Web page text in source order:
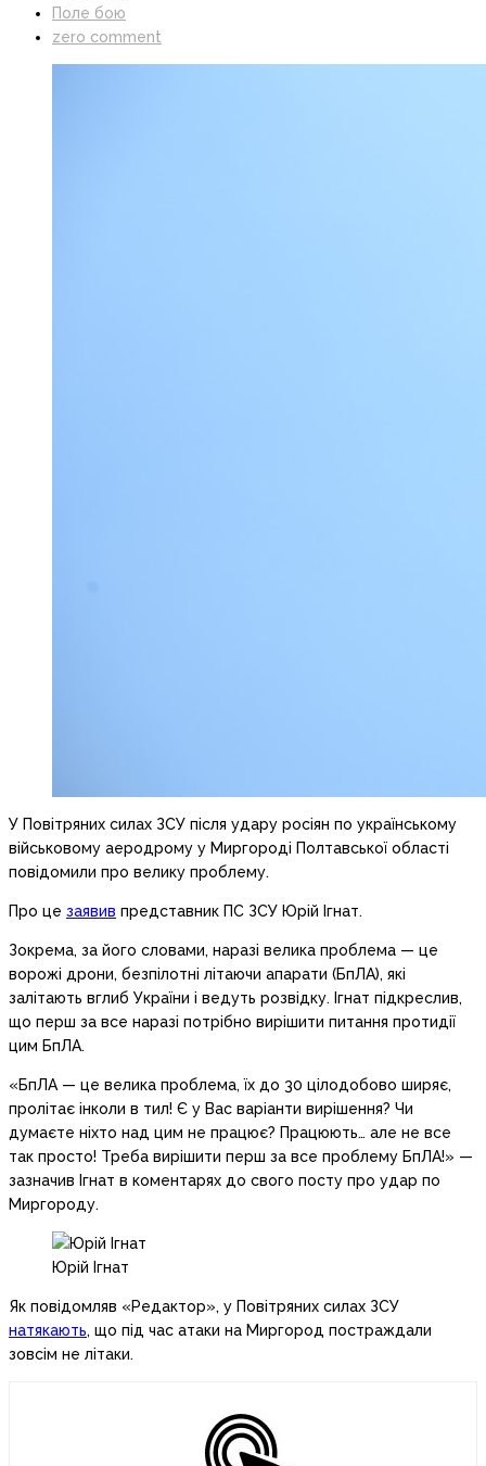
Поле бою
zero comment
У Повітряних силах ЗСУ після удару росіян по українському
військовому аеродрому у Миргороді Полтавської області
повідомили про велику проблему.
Про це заявив представник ПС ЗСУ Юрій Ігнат.
Зокрема, за його словами, наразі велика проблема — це
ворожі дрони, безпілотні літаючи апарати (БпЛА), які
залітають вглиб України і ведуть розвідку. Ігнат підкреслив,
що перш за все наразі потрібно вирішити питання протидії
цим БпЛА.
«БпЛА — це велика проблема, їх до 30 цілодобово ширяє,
пролітає інколи в тил! Є у Вас варіанти вирішення? Чи
думаєте ніхто над цим не працює? Працюють… але не все
так просто! Треба вирішити перш за все проблему БпЛА!» —
зазначив Ігнат в коментарях до свого посту про удар по
Миргороду.
Юрій Ігнат
Як повідомляв «Редактор», у Повітряних силах ЗСУ
натякають, що під час атаки на Миргород постраждали
зовсім не літаки.